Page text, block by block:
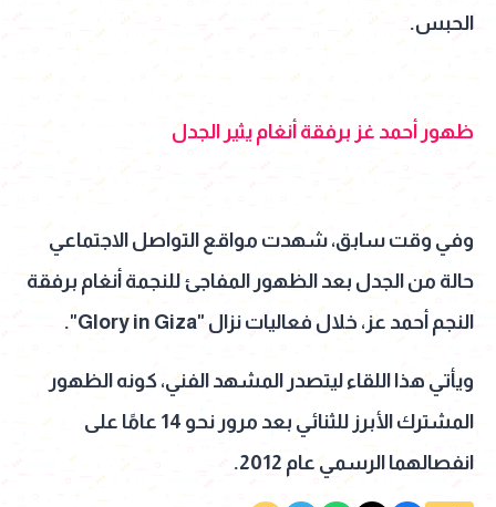
الحبس.
ظهور أحمد غز برفقة أنغام يثير الجدل
وفي وقت سابق، شهدت مواقع التواصل الاجتماعي
حالة من الجدل بعد الظهور المفاجئ للنجمة أنغام برفقة
النجم أحمد عز، خلال فعاليات نزال "Glory in Giza".
ويأتي هذا اللقاء ليتصدر المشهد الفني، كونه الظهور
المشترك الأبرز للثنائي بعد مرور نحو 14 عامًا على
انفصالهما الرسمي عام 2012.